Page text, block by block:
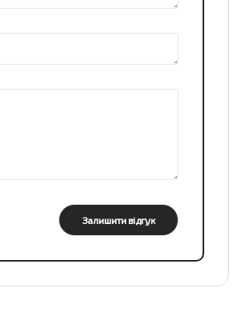
Залишити відгук